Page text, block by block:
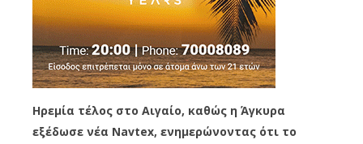
Ηρεμία τέλος στο Αιγαίο, καθώς η Άγκυρα
εξέδωσε νέα Navtex, ενημερώνοντας ότι το